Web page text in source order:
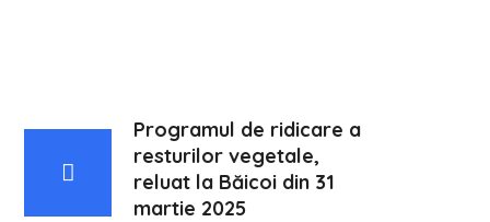
Programul de ridicare a
resturilor vegetale,
reluat la Băicoi din 31
martie 2025